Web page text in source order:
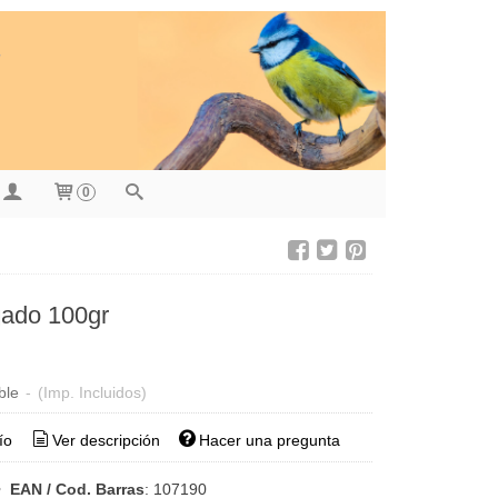
0
100gr
- (Imp. Incluidos)
Ver descripción Hacer una pregunta
EAN / Cod. Barras: 107190